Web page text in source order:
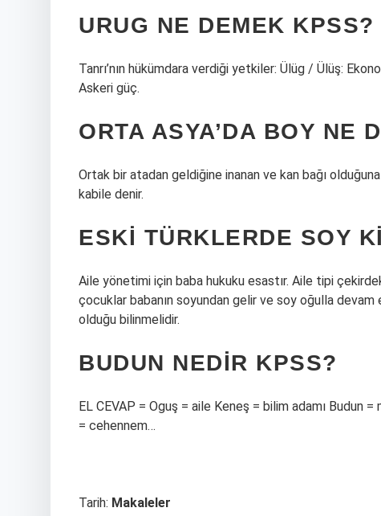
URUG NE DEMEK KPSS?
Tanrı’nın hükümdara verdiği yetkiler: Ülüg / Ülüş:
Askeri güç.
ORTA ASYA’DA BOY NE
Ortak bir atadan geldiğine inanan ve kan bağı
kabile denir.
ESKI TÜRKLERDE SOY
Aile yönetimi için baba hukuku esastır. Aile tipi
çocuklar babanın soyundan gelir ve soy oğulla devam
olduğu bilinmelidir.
BUDUN NEDIR KPSS?
EL CEVAP = Oguş = aile Keneş = bilim adamı Budun
= cehennem…
Tarih: Makaleler